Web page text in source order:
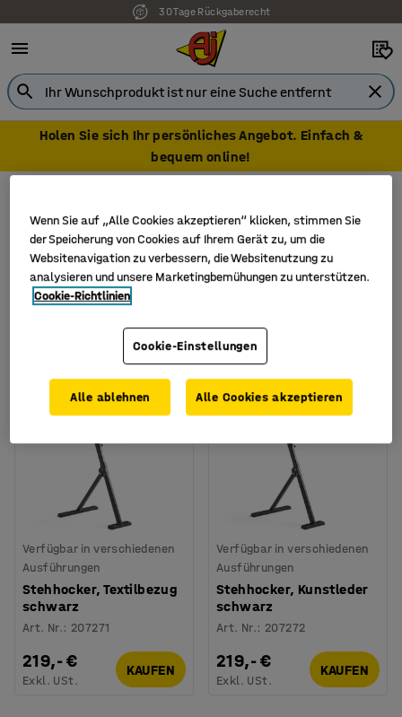
30 Tage Rückgaberecht
Holen Sie sich Ihr persönliches Angebot. Einfach &
bequem online!
Stehhocker
Filter
Verfügbar in verschiedenen
Ausführungen
Stehhocker, Textilbezug
schwarz
Art. Nr.: 207271
219,- €
Exkl. USt.
KAUFEN
Verfügbar in verschiedenen
Ausführungen
Stehhocker, Kunstleder
schwarz
Art. Nr.: 207272
219,- €
Exkl. USt.
KAUFEN
Wenn Sie auf „Alle Cookies akzeptieren“ klicken, stimmen Sie
der Speicherung von Cookies auf Ihrem Gerät zu, um die
Websitenavigation zu verbessern, die Websitenutzung zu
analysieren und unsere Marketingbemühungen zu unterstützen.
Cookie-Richtlinien
Cookie-Einstellungen
Alle ablehnen Alle Cookies akzeptieren